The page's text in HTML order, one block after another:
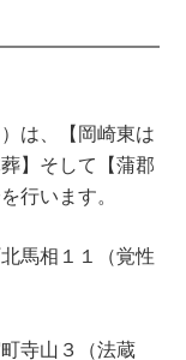
は、【岡崎東は
】そして【蒲郡
行います。
馬相１１（覚性
寺山３（法蔵